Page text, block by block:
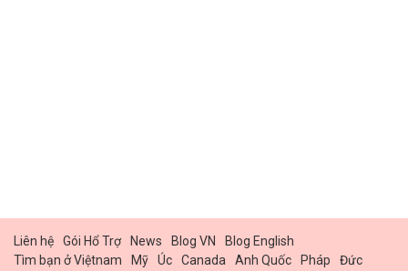
Liên hệ Gói Hổ Trợ News Blog VN
Blog English
Tìm bạn ở Việtnam
Mỹ Úc Canada Anh Quốc Pháp
Đức